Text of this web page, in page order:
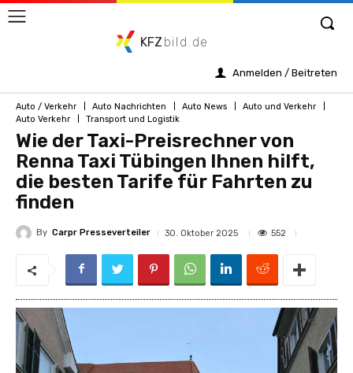
KFZ bild.de
Anmelden / Beitreten
Auto / Verkehr Auto Nachrichten Auto News
Auto und Verkehr
Auto Verkehr
Transport und Logistik
Wie der Taxi-Preisrechner von
Renna Taxi Tübingen Ihnen hilft,
die besten Tarife für Fahrten zu
finden
By Carpr Presseverteiler 30. Oktober 2025 552